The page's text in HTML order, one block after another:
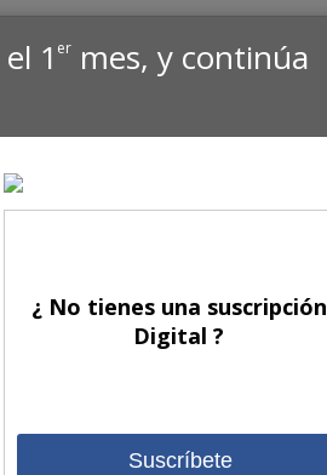
el 1er mes, y continúa
¿ No tienes una suscripción
Digital ?
Suscríbete